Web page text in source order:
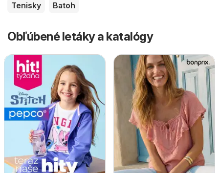
Tenisky Batoh
Obľúbené letáky a katalógy